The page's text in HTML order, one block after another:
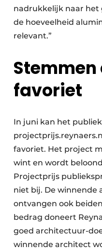
nadrukkelijk naar het
de hoeveelheid
relevant.”
Stemmen
favoriet
In juni kan het
favoriet. Het project
wint en wordt
Projectprijs
niet bij. De winnende
ontvangen ook
bedrag doneert
goed architectuur-
winnende architect